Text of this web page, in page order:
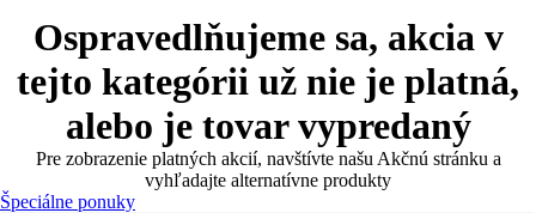
Ospravedlňujeme sa, akcia v
tejto kategórii už nie je platná,
alebo je tovar vypredaný
Pre zobrazenie platných akcií, navštívte našu Akčnú stránku a
vyhľadajte alternatívne produkty
Špeciálne ponuky